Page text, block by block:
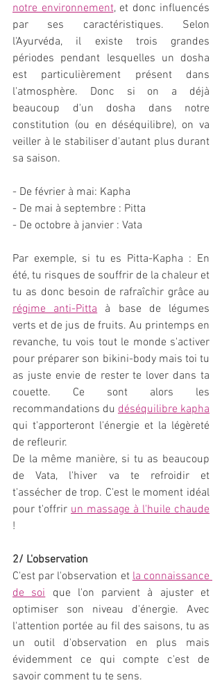
notre environnement, et donc influencés
par ses caractéristiques. Selon
l'Ayurvéda, il existe trois grandes
périodes pendant lesquelles un dosha
est particulièrement présent dans
l'atmosphère. Donc si on a déjà
beaucoup d'un dosha dans notre
constitution (ou en déséquilibre), on va
veiller à le stabiliser d'autant plus durant
sa saison.
- De février à mai: Kapha
- De mai à septembre : Pitta
- De octobre à janvier : Vata
Par exemple, si tu es Pitta-Kapha : En
été, tu risques de souffrir de la chaleur et
régime anti-Pitta à base de légumes
verts et de jus de fruits. Au printemps en
revanche, tu vois tout le monde s'activer
pour préparer son bikini-body mais toi tu
as juste envie de rester te lover dans ta
couette. Ce sont alors les
recommandations du déséquilibre kapha
qui t'apporteront l'énergie et la légèreté
de refleurir.
De la même manière, si tu as beaucoup
de Vata, l'hiver va te refroidir et
t'assécher de trop. C'est le moment idéal
pour t'offrir un massage à l'huile chaude
!
2/ L'observation
C'est par l'observation et la connaissance
de soi que l'on parvient à ajuster et
optimiser son niveau d'énergie. Avec
l'attention portée au fil des saisons, tu as
un outil d'observation en plus mais
évidemment ce qui compte c'est de
savoir comment tu te sens.